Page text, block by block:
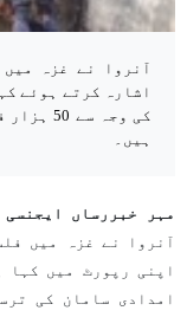
آنروا نے غزہ
اشارہ کرتے ہوئے
کی وجہ
ہیں۔
مہر خبررساں ایجنسی
آنروا نے غزہ میں
اپنی رپورٹ میں